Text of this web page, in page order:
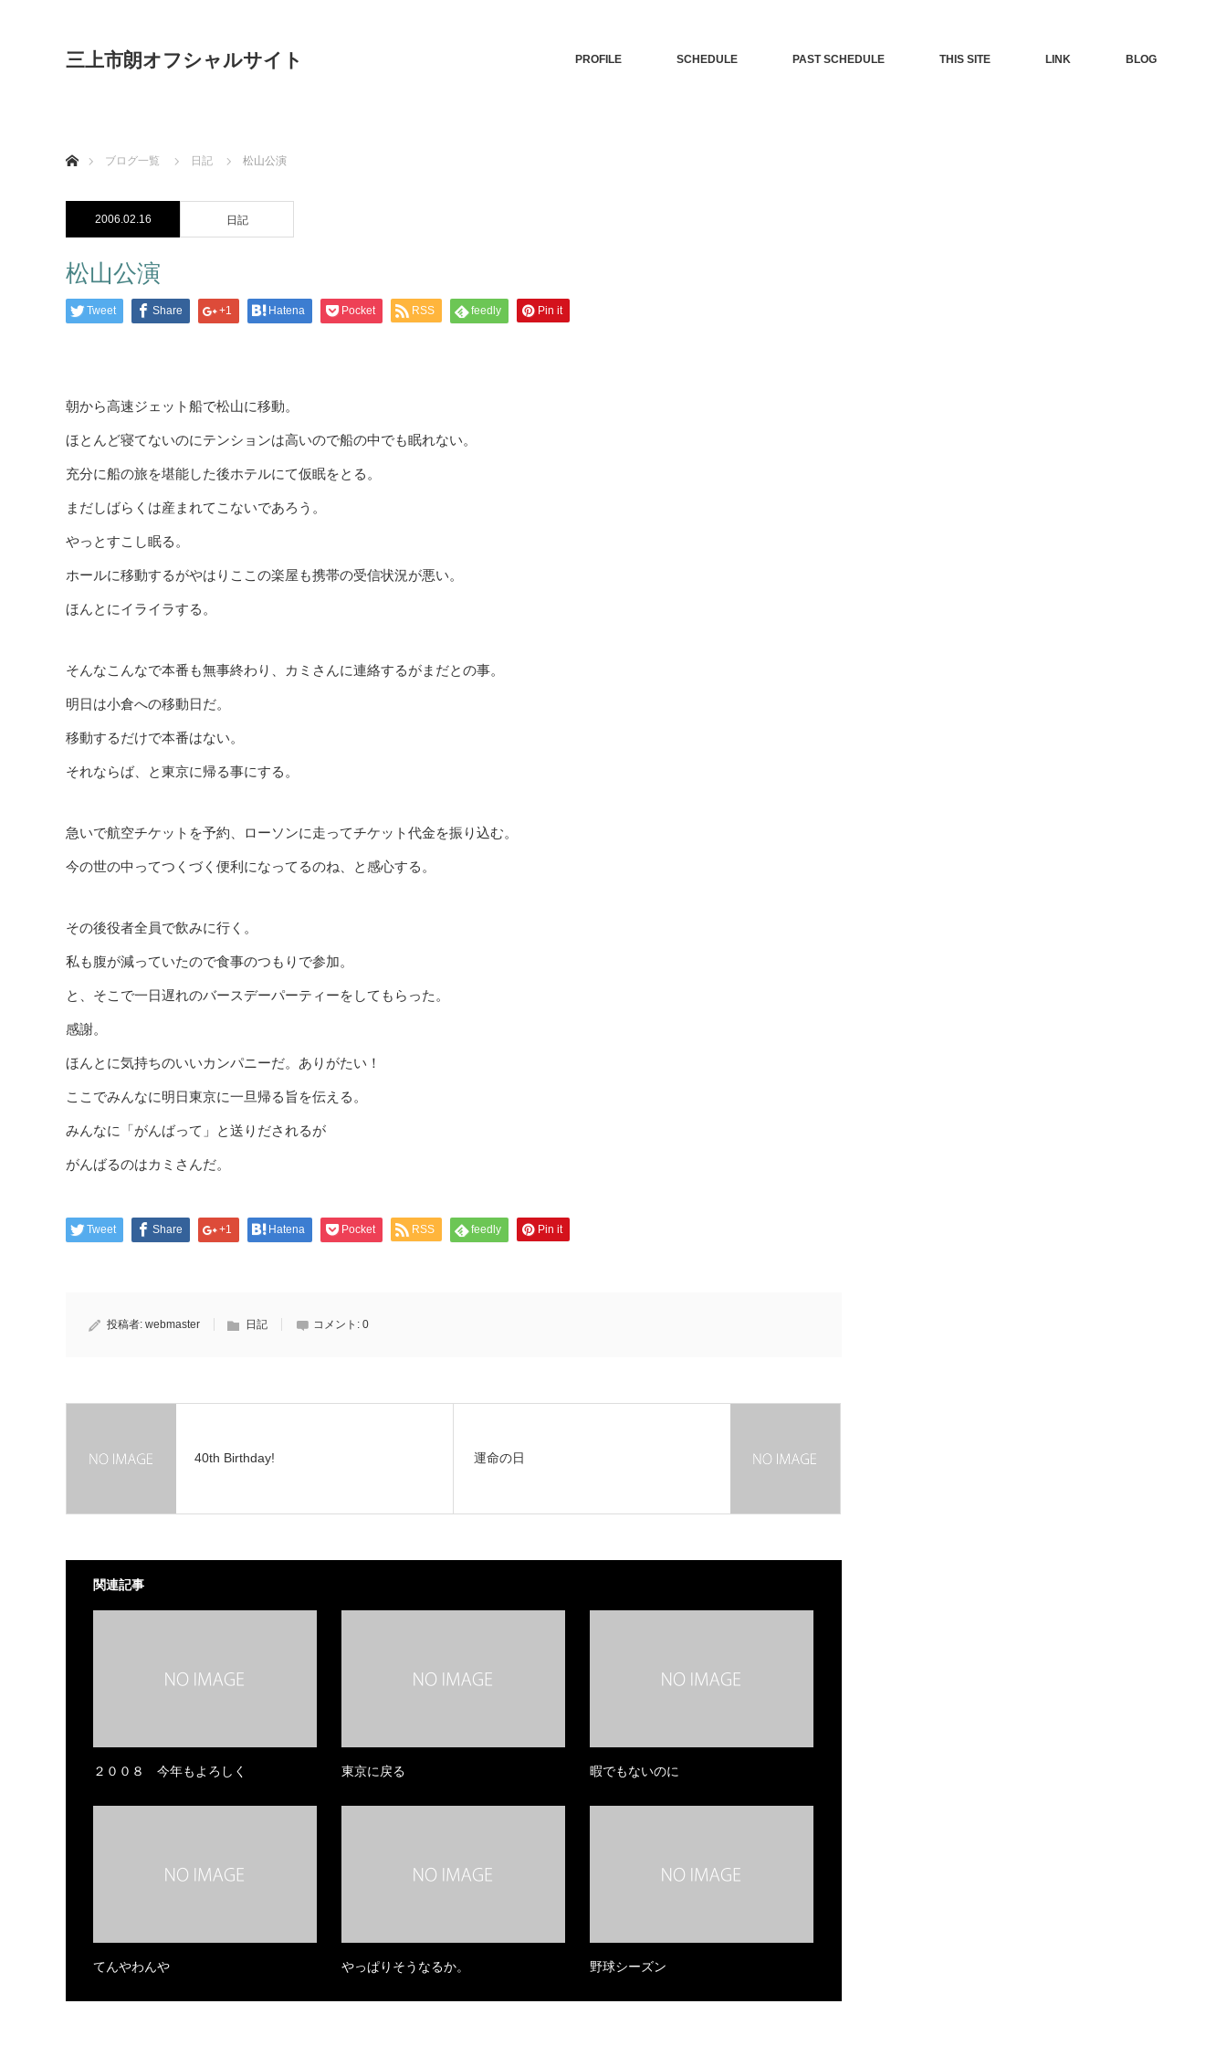
三上市朗オフシャルサイト PROFILE SCHEDULE PAST SCHEDULE THIS SITE LINK BLOG
ブログ一覧
日記 松山公演
2006.02.16 日記
松山公演
Tweet Share +1 Hatena Pocket RSS feedly Pin it
朝から高速ジェット船で松山に移動。
ほとんど寝てないのにテンションは高いので船の中でも眠れない。
充分に船の旅を堪能した後ホテルにて仮眠をとる。
まだしばらくは産まれてこないであろう。
やっとすこし眠る。
ホールに移動するがやはりここの楽屋も携帯の受信状況が悪い。
ほんとにイライラする。
そんなこんなで本番も無事終わり、カミさんに連絡するがまだとの事。
明日は小倉への移動日だ。
移動するだけで本番はない。
それならば、と東京に帰る事にする。
急いで航空チケットを予約、ローソンに走ってチケット代金を振り込む。
今の世の中ってつくづく便利になってるのね、と感心する。
その後役者全員で飲みに行く。
私も腹が減っていたので食事のつもりで参加。
と、そこで一日遅れのバースデーパーティーをしてもらった。
感謝。
ほんとに気持ちのいいカンパニーだ。ありがたい！
ここでみんなに明日東京に一旦帰る旨を伝える。
みんなに「がんばって」と送りだされるが
がんばるのはカミさんだ。
Tweet Share +1 Hatena Pocket RSS feedly Pin it
投稿者: webmaster 日記 コメント: 0
40th Birthday! 運命の日
関連記事
２００８ 今年もよろしく 東京に戻る 暇でもないのに
てんやわんや やっぱりそうなるか。 野球シーズン